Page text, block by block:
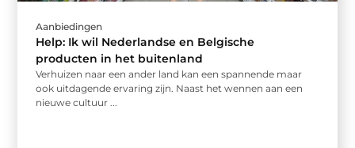
Aanbiedingen
Help: Ik wil Nederlandse en Belgische
producten in het buitenland
Verhuizen naar een ander land kan een spannende maar
ook uitdagende ervaring zijn. Naast het wennen aan een
nieuwe cultuur ...